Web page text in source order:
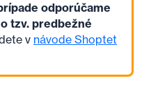
odporúčame
tzv. predbežné
v návode Shoptet